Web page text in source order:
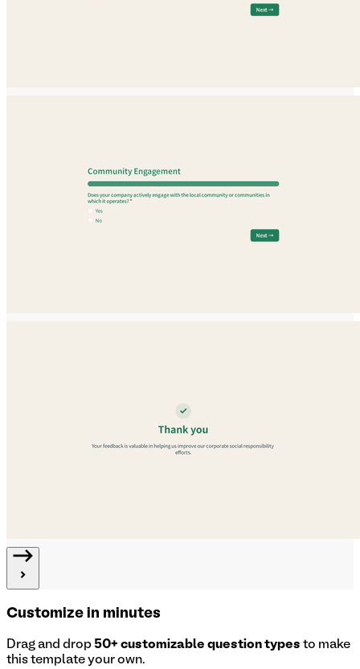
Customize in minutes
Drag and drop 50+ customizable question types to make
this template your own.